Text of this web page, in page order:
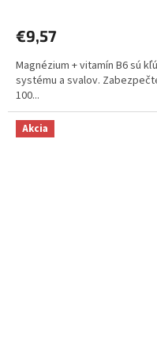
€9,57
Magnézium + vitamín B6 sú
systému a svalov.
100...
Akcia